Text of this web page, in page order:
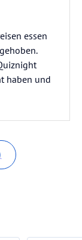
essen
haben und